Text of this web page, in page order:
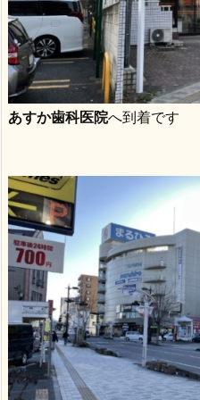
あすか歯科医院へ到着です